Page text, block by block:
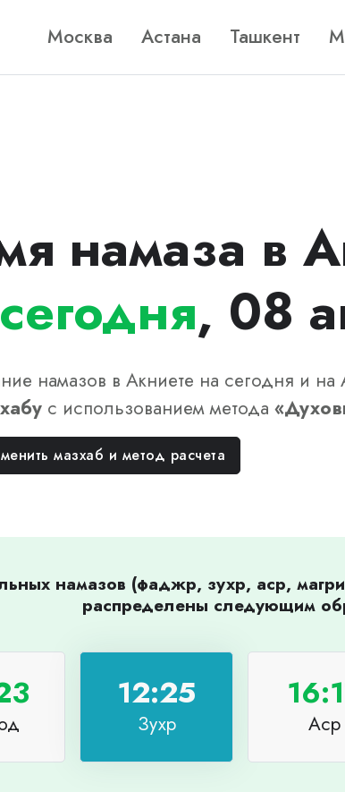
Москва Астана Ташкент
намаза в
сегодня, 08
намазов в Акниете на сегодня и на
с использованием метода «
мазхаб и метод расчета
намазов (фаджр, зухр, аср,
распределены следующим
12:25
Зухр Аср